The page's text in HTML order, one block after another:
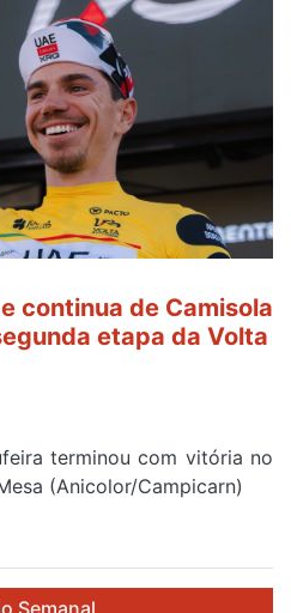
continua de Camisola
etapa da Volta
terminou com vitória no
(Anicolor/Campicarn)
Semanal